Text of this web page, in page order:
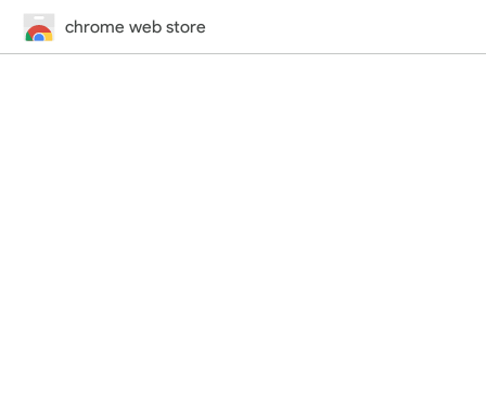
chrome web store